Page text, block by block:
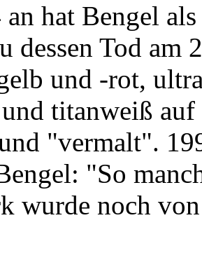
hat Bengel
dessen Tod am
und -rot,
titanweiß
"vermalt".
"So
wurde noch